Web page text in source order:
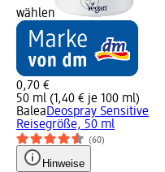
wählen
0,70 €
50 ml (1,40 € je 100 ml)
BaleaDeospray Sensitive
Reisegröße, 50 ml
(60)
Hinweise